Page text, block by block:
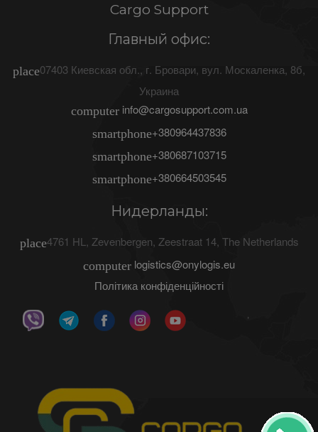
Cargo Support
Главный офис:
place07403 Киевская обл., г. Бровари, вул. Москаленка, 8б,
Украина
computerinfo@cargosupport.com.ua
smartphone+380964437836
smartphone+380687103715
smartphone+380664503545
Нидерланды:
place4761 HL Zevenbergen, Zeestraat 14, The Netherlands
computer logistics@onylogis.eu
Політика конфіденційності
ʼ